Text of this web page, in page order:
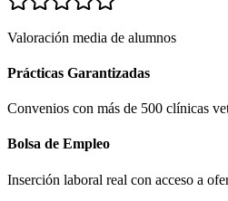
Valoración media de alumnos
Prácticas Garantizadas
Convenios con más de 500 clínicas
Bolsa de Empleo
Inserción laboral real con acceso a